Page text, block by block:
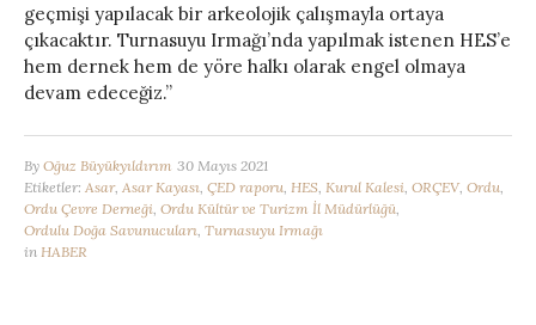
geçmişi yapılacak bir arkeolojik çalışmayla ortaya
çıkacaktır. Turnasuyu Irmağı’nda yapılmak istenen HES’e
hem dernek hem de yöre halkı olarak engel olmaya
devam edeceğiz.”
By Oğuz Büyükyıldırım 30 Mayıs 2021
Etiketler: Asar, Asar Kayası ÇED raporu HES Kurul Kalesi ORÇEV Ordu
Ordu Çevre Derneği Ordu Kültür ve Turizm İl Müdürlüğü
Ordulu Doğa Savunucuları Turnasuyu Irmağı
in HABER